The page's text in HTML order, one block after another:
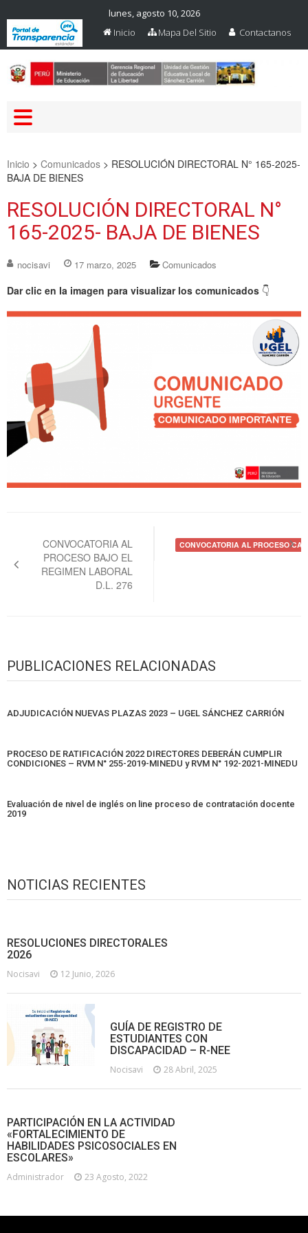
lunes, agosto 10, 2026
Inicio
Mapa Del Sitio Contactanos
Inicio > Comunicados > RESOLUCIÓN DIRECTORAL N° 165-2025-
BAJA DE BIENES
RESOLUCIÓN DIRECTORAL N°
165-2025- BAJA DE BIENES
nocisavi 17 marzo, 2025 Comunicados
Dar clic en la imagen para visualizar los comunicados 👇
entradas
CONVOCATORIA AL
PROCESO BAJO EL
REGIMEN LABORAL
D.L. 276
CONVOCATORIA AL PROCESO
PUBLICACIONES RELACIONADAS
ADJUDICACIÓN NUEVAS PLAZAS 2023 – UGEL SÁNCHEZ CARRIÓN
PROCESO DE RATIFICACIÓN 2022 DIRECTORES DEBERÁN CUMPLIR
CONDICIONES – RVM N° 255-2019-MINEDU y RVM N° 192-2021-MINEDU
Evaluación de nivel de inglés on line proceso de contratación docente
2019
NOTICIAS RECIENTES
RESOLUCIONES DIRECTORALES
2026
Nocisavi 12 Junio, 2026
GUÍA DE REGISTRO DE
ESTUDIANTES CON
DISCAPACIDAD – R-NEE
Nocisavi 28 Abril, 2025
PARTICIPACIÓN EN LA ACTIVIDAD
«FORTALECIMIENTO DE
HABILIDADES PSICOSOCIALES EN
ESCOLARES»
Administrador 23 Agosto, 2022